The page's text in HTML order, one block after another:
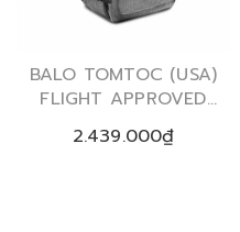
BALO TOMTOC (USA)
FLIGHT APPROVED
TRAVEL 40L (17.3")
2.439.000₫